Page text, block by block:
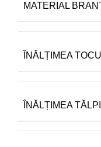
MATERIAL
ÎNĂLȚIMEA
ÎNĂLȚIMEA TĂLPII